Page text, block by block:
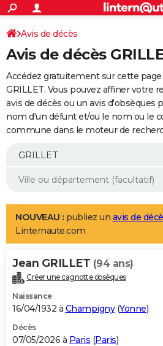
ACTUALITÉS
Politique
Société
Faits Divers
Education
Monde
Villes
+
SPORT
Coupe du monde 2026
Football
Tennis
Cyclisme
Rugby
Forum
Programme TV
TNT
Streaming
Cinéma
Sorties cinéma
Musique
+
FINANCE
Retraite
Epargne
Immobilier
Risques naturels par ville
Banque
Assurance
AUTO
Essais
Réserver un essai
Citadines
Berlines
SUV
Forum auto
+
Mobiles
Meilleur smartphone
Internet
Ordinateurs
Jeux vidéo
Guide high-tech
Aménagement intérieur
LIFESTYLE
Art de vivre
Bien-être
Loisirs
Mode
Modes de vie
Alimentation
Guide de la santé
Maladies
Médicaments
Sommeil
VOYAGE
Destinations
City break
Voyage nature
Voyage de noces
Forum
Climat
+PHOTO
GUIDES D'ACHAT
BONS PLANS
Avis de décès
Avis de décès
Accédez gratuitement sur cette page
GRILLET. Vous pouvez affiner votre
avis de décès ou un avis d'obsèques
nom d'un défunt et/ou le nom ou le
commune dans le moteur de
NOUVEAU : publiez un avis de
Linternaute.com
Jean GRILLET (94 ans)
Créer une cagnotte obsèques
Naissance
16/04/1932 à Champigny(Yonne)
Décès
07/05/2026 à Paris (Paris)